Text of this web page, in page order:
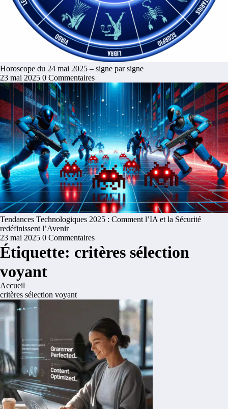
Horoscope du 24 mai 2025 – signe par signe
23 mai 2025 0 Commentaires
Tendances Technologiques 2025 : Comment l’IA et la Sécurité
redéfinissent l’Avenir
23 mai 2025 0 Commentaires
Étiquette: critères sélection
voyant
Accueil
critères sélection voyant